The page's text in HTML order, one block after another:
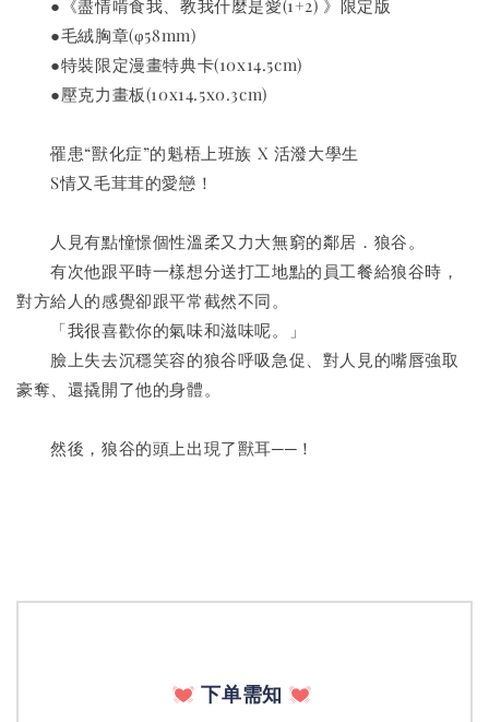
●《盡情啃食我、教我什麼是愛(1+2) 》限定版
●毛絨胸章(φ58mm)
●特裝限定漫畫特典卡(10x14.5cm)
●壓克力畫板(10x14.5x0.3cm)
罹患“獸化症”的魁梧上班族 X 活潑大學生
S情又毛茸茸的愛戀！
人見有點憧憬個性溫柔又力大無窮的鄰居．狼谷。
有次他跟平時一樣想分送打工地點的員工餐給狼谷時，
對方給人的感覺卻跟平常截然不同。
「我很喜歡你的氣味和滋味呢。」
臉上失去沉穩笑容的狼谷呼吸急促、對人見的嘴唇強取
豪奪、還撬開了他的身體。
然後，狼谷的頭上出現了獸耳──！
下单需知